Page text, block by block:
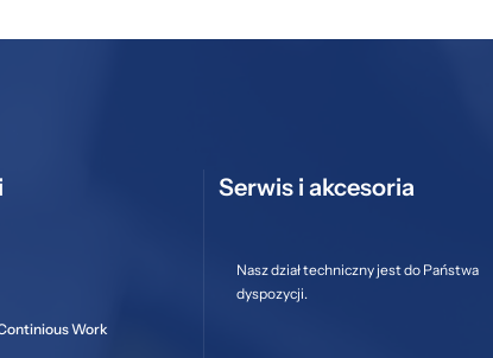
Work
Serwis i akcesoria
Nasz dział techniczny jest do Państwa
dyspozycji.